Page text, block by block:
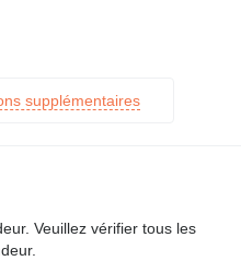
supplémentaires
Veuillez vérifier tous les